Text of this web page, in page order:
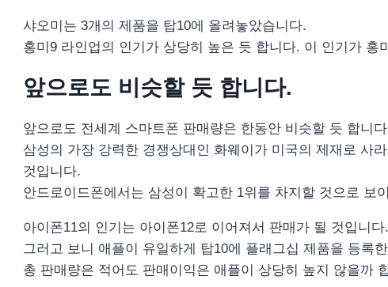
샤오미는 3개의 제품을 탑10에 올려놓았습니다.
홍미9 라인업의 인기가 상당히 높은 듯 합니다. 이 인기가
앞으로도 비슷할 듯 합니다.
앞으로도 전세계 스마트폰 판매량은 한동안 비슷할 듯 합니
삼성의 가장 강력한 경쟁상대인 화웨이가 미국의 제재로 사
것입니다.
안드로이드폰에서는 삼성이 확고한 1위를 차지할 것으로
아이폰11의 인기는 아이폰12로 이어져서 판매가 될 것입니다.
그러고 보니 애플이 유일하게 탑10에 플래그십 제품을 등록
총 판매량은 적어도 판매이익은 애플이 상당히 높지 않을까